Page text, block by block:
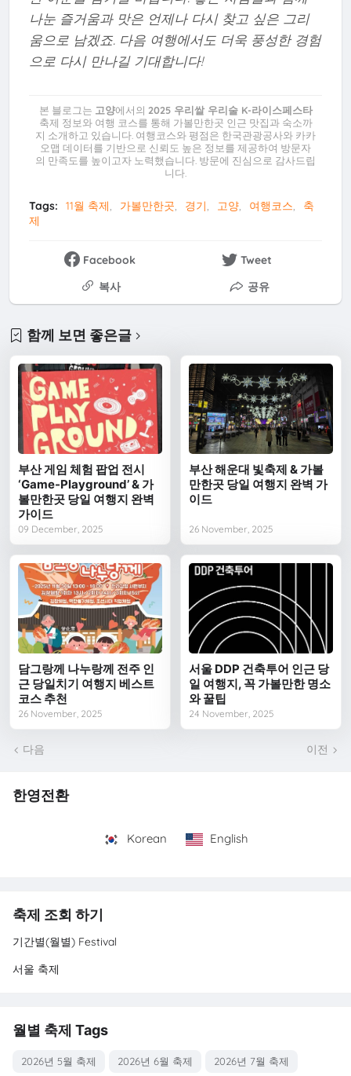
나눈 즐거움과 맛은 언제나 다시 찾고 싶은 그리
움으로 남겠죠. 다음 여행에서도 더욱 풍성한 경험
으로 다시 만나길 기대합니다!
본 블로그는 고양에서의 2025 우리쌀 우리술 K-라이스페스타
축제 정보와 여행 코스를 통해 가볼만한곳 인근 맛집과 숙소까
지 소개하고 있습니다. 여행코스와 평점은 한국관광공사와 카카
오맵 데이터를 기반으로 신뢰도 높은 정보를 제공하여 방문자
의 만족도를 높이고자 노력했습니다. 방문에 진심으로 감사드립
니다.
Tags: 11월 축제 가볼만한곳 경기 고양 여행코스
축
제
Facebook
Tweet
복사
공유
함께 보면 좋은글
부산 게임 체험 팝업 전시
‘Game-Playground’ & 가
볼만한곳 당일 여행지 완벽
가이드
09 December, 2025
부산 해운대 빛축제 & 가볼
만한곳 당일 여행지 완벽 가
이드
26 November, 2025
담그랑께 나누랑께 전주 인
근 당일치기 여행지 베스트
코스 추천
26 November, 2025
서울 DDP 건축투어 인근 당
일 여행지, 꼭 가볼만한 명소
와 꿀팁
24 November, 2025
다음 이전
한영전환
Korean English
축제 조회 하기
기간별(월별) Festival
서울 축제
월별 축제 Tags
2026년 5월 축제 2026년 6월 축제 2026년 7월 축제